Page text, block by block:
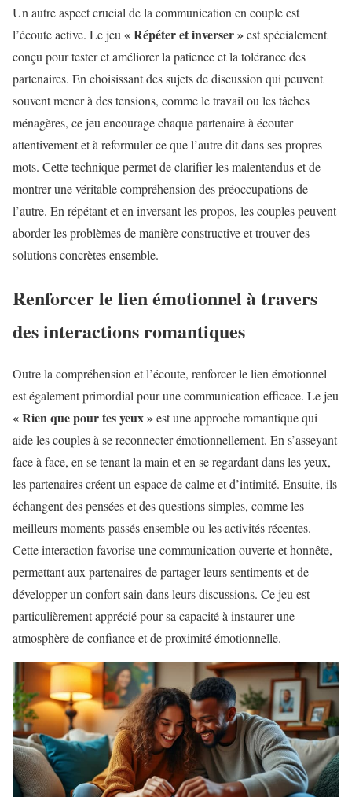
Un autre aspect crucial de la communication en couple est
l’écoute active. Le jeu « Répéter et inverser »est spécialement
conçu pour tester et améliorer la patience et la tolérance des
partenaires. En choisissant des sujets de discussion qui peuvent
souvent mener à des tensions, comme le travail ou les tâches
ménagères, ce jeu encourage chaque partenaire à écouter
attentivement et à reformuler ce que l’autre dit dans ses propres
mots. Cette technique permet de clarifier les malentendus et de
montrer une véritable compréhension des préoccupations de
l’autre. En répétant et en inversant les propos, les couples peuvent
aborder les problèmes de manière constructive et trouver des
solutions concrètes ensemble.
Renforcer le lien émotionnel à travers
des interactions romantiques
Outre la compréhension et l’écoute, renforcer le lien émotionnel
est également primordial pour une communication efficace. Le jeu
« Rien que pour tes yeux »est une approche romantique qui
aide les couples à se reconnecter émotionnellement. En s’asseyant
face à face, en se tenant la main et en se regardant dans les yeux,
les partenaires créent un espace de calme et d’intimité. Ensuite, ils
échangent des pensées et des questions simples, comme les
meilleurs moments passés ensemble ou les activités récentes.
Cette interaction favorise une communication ouverte et honnête,
permettant aux partenaires de partager leurs sentiments et de
développer un confort sain dans leurs discussions. Ce jeu est
particulièrement apprécié pour sa capacité à instaurer une
atmosphère de confiance et de proximité émotionnelle.